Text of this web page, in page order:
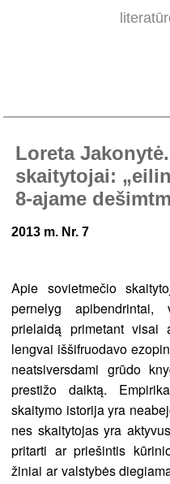
Loreta
skaitytojai:
8-ajame
2013 m. Nr. 7
Apie sovietmečio
pernelyg
prielaidą primetant visai
lengvai iššifruodavo
neatsiversdami grūdo
prestižo daiktą.
skaitymo istorija yra
nes skaitytojas yra
pritarti ar priešintis
žiniai ar valstybės